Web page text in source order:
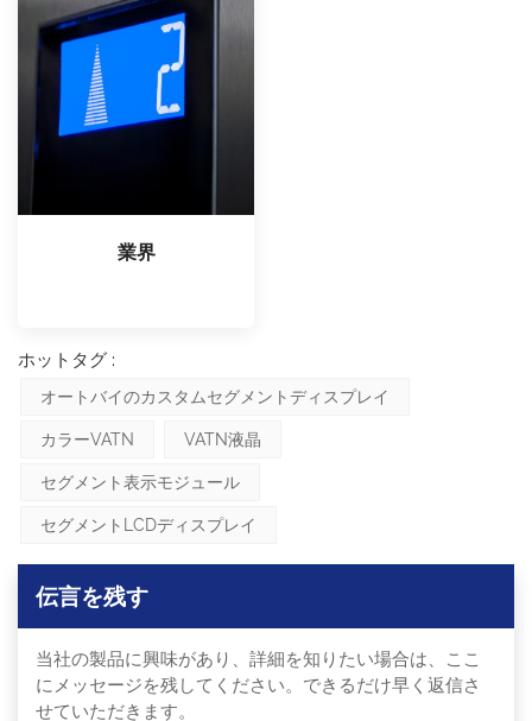
業界
ホットタグ :
オートバイのカスタムセグメントディスプレイ
カラーVATN VATN液晶
セグメント表示モジュール
セグメントLCDディスプレイ
伝言を残す
当社の製品に興味があり、詳細を知りたい場合は、ここ
にメッセージを残してください。できるだけ早く返信さ
せていただきます。